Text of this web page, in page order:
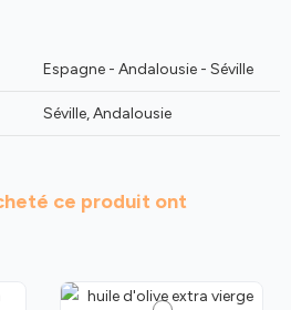
Espagne - Andalousie - Séville
Séville, Andalousie
ce produit ont